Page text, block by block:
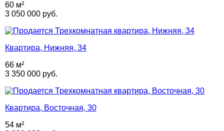
60 м²
3 050 000 руб.
Квартира, Нижняя, 34
66 м²
3 350 000 руб.
Квартира, Восточная, 30
54 м²